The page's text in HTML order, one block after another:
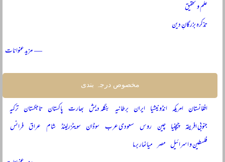
علم و تحقیق
تذکرہ بزرگانِ دین
— مزید عنوانات
مخصوص درجہ بندی
افغانستان امریکہ انڈونیشیا ایران برطانیہ بنگلہ دیش بھارت پاکستان تاجکستان ترکیہ
جنوبی افریقہ چیچنیا چین روس سعودی عرب سوڈان سویٹزرلینڈ شام عراق فرانس
فلسطین و اسرائیل مصر میانمار برما